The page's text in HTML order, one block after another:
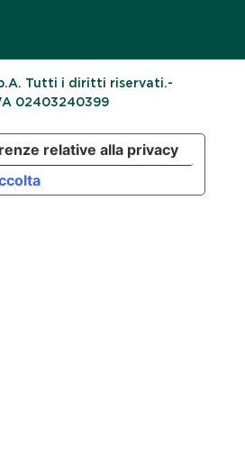
Tutti i diritti riservati.-
02403240399
relative alla privacy